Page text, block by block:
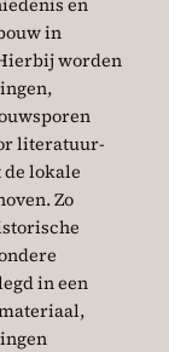
in
worden
literatuur-
lokale
Zo
in een